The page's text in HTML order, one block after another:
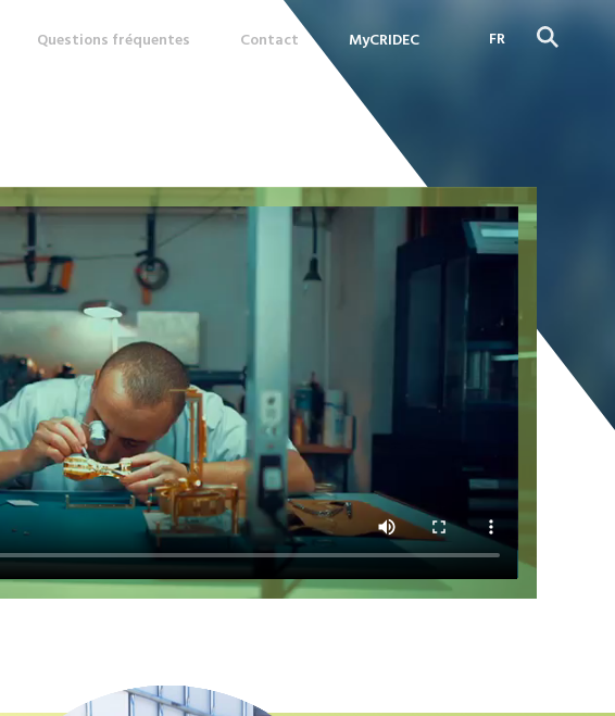
Questions fréquentes Contact MyCRIDEC
FR